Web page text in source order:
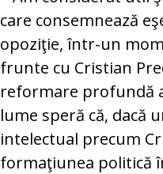
care consemnează
opoziţie, într-un
frunte cu Cristian
reformare profundă
lume speră că, dacă
intelectual precum
formaţiunea politică